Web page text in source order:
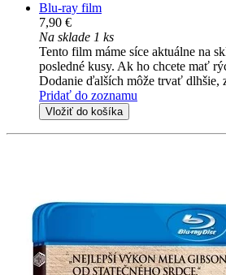
Blu-ray film
7,90 €
Na sklade 1 ks
Tento film máme síce aktuálne na
posledné kusy. Ak ho chcete mať
Dodanie ďalších môže trvať dlhšie,
Pridať do zoznamu
Vložiť do košíka